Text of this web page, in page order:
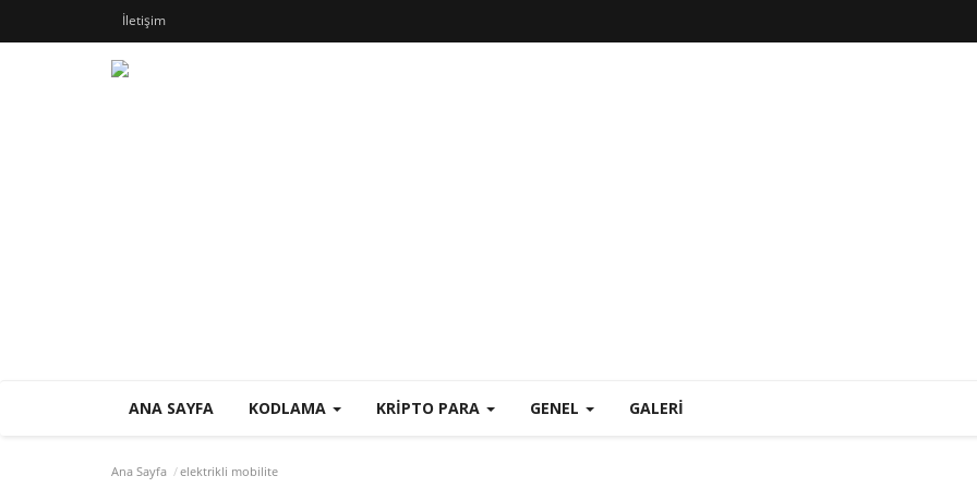
İletişim
ANA SAYFA KODLAMA KRIPTO PARA GENEL GALERI
Ana Sayfa elektrikli mobilite